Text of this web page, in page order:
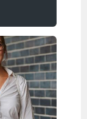
dans